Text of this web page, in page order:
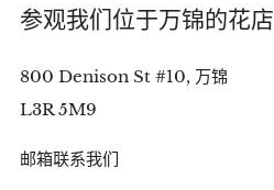
参观我们位于万锦的花店
800 Denison St #10, 万锦
L3R 5M9
邮箱联系我们